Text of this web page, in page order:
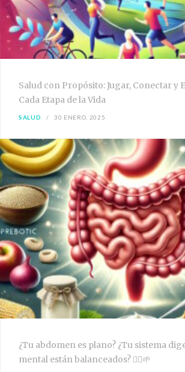
Salud con Propósito: Jugar, Conectar y
Cada Etapa de la Vida
SALUD 30 ENERO, 2025
¿Tu abdomen es plano? ¿Tu sistema
mental están balanceados? 🧘‍♀️🌱